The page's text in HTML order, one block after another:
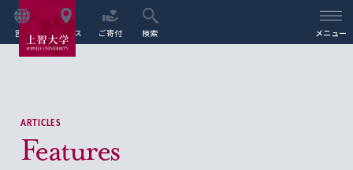
言語 アクセス ご寄付 検索 メニュー
ARTICLES
Features